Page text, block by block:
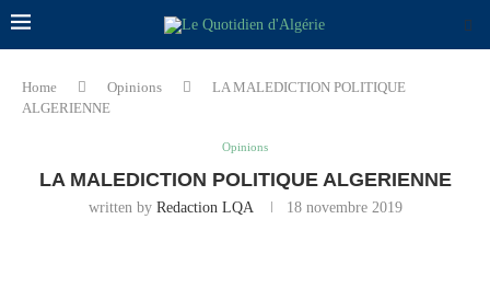
Home Opinions
LA MALEDICTION POLITIQUE
ALGERIENNE
Opinions
LA MALEDICTION POLITIQUE ALGERIENNE
written by Redaction LQA 18 novembre 2019